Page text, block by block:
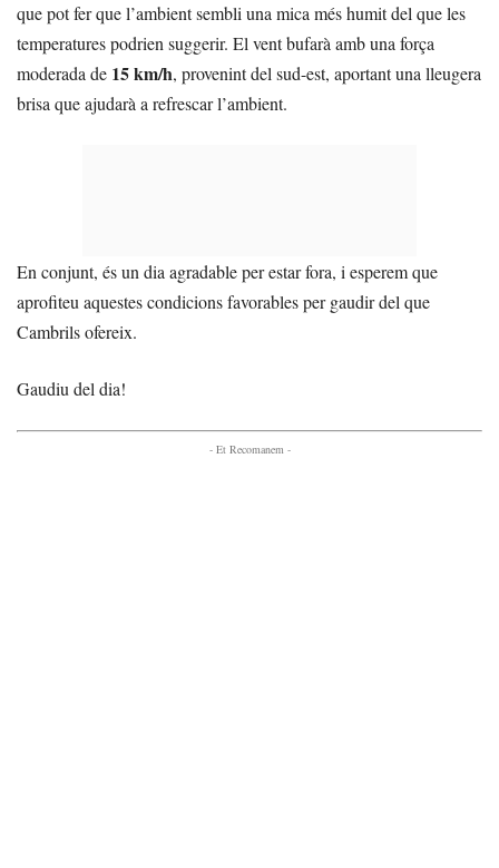
que pot fer que l’ambient sembli una mica més humit del que les
temperatures podrien suggerir. El vent bufarà amb una força
moderada de 15 km/h, provenint del sud-est, aportant una lleugera
brisa que ajudarà a refrescar l’ambient.
En conjunt, és un dia agradable per estar fora, i esperem que
aprofiteu aquestes condicions favorables per gaudir del que
Cambrils ofereix.
Gaudiu del dia!
- Et Recomanem -